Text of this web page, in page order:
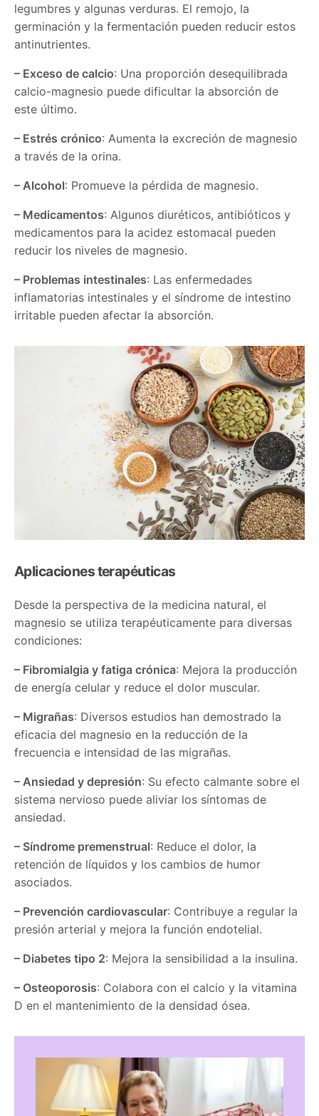
legumbres y algunas verduras. El remojo, la
germinación y la fermentación pueden reducir estos
antinutrientes.
– Exceso de calcio: Una proporción desequilibrada
calcio-magnesio puede dificultar la absorción de
este último.
– Estrés crónico: Aumenta la excreción de magnesio
a través de la orina.
– Alcohol: Promueve la pérdida de magnesio.
– Medicamentos: Algunos diuréticos, antibióticos y
medicamentos para la acidez estomacal pueden
reducir los niveles de magnesio.
– Problemas intestinales: Las enfermedades
inflamatorias intestinales y el síndrome de intestino
irritable pueden afectar la absorción.
Aplicaciones terapéuticas
Desde la perspectiva de la medicina natural, el
magnesio se utiliza terapéuticamente para diversas
condiciones:
– Fibromialgia y fatiga crónica: Mejora la producción
de energía celular y reduce el dolor muscular.
– Migrañas: Diversos estudios han demostrado la
eficacia del magnesio en la reducción de la
frecuencia e intensidad de las migrañas.
– Ansiedad y depresión: Su efecto calmante sobre el
sistema nervioso puede aliviar los síntomas de
ansiedad.
– Síndrome premenstrual: Reduce el dolor, la
retención de líquidos y los cambios de humor
asociados.
– Prevención cardiovascular: Contribuye a regular la
presión arterial y mejora la función endotelial.
– Diabetes tipo 2: Mejora la sensibilidad a la insulina.
– Osteoporosis: Colabora con el calcio y la vitamina
D en el mantenimiento de la densidad ósea.